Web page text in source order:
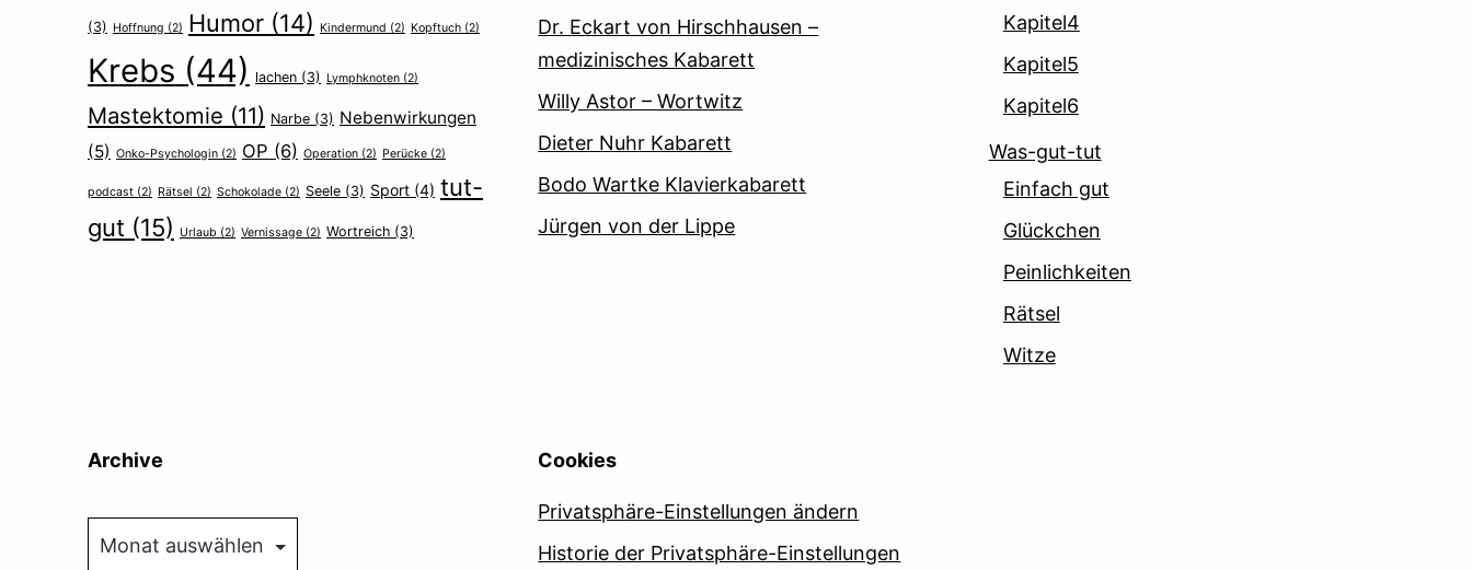
(3) Hoffnung (2) Humor (14) Kindermund (2) Kopftuch (2)
Krebs (44) lachen (3) Lymphknoten (2)
Mastektomie (11) Narbe (3) Nebenwirkungen
(5) Onko-Psychologin (2) OP (6) Operation (2) Perücke (2)
podcast (2) Rätsel (2) Schokolade (2) Seele (3) Sport (4) tut-
gut (15) Urlaub (2) Vernissage (2) Wortreich (3)
Dr. Eckart von Hirschhausen –
medizinisches Kabarett
Willy Astor – Wortwitz
Dieter Nuhr Kabarett
Bodo Wartke Klavierkabarett
Jürgen von der Lippe
Kapitel4
Kapitel5
Kapitel6
Was-gut-tut
Einfach gut
Glückchen
Peinlichkeiten
Rätsel
Witze
Archive Cookies
Privatsphäre-Einstellungen ändern
Historie der Privatsphäre-Einstellungen